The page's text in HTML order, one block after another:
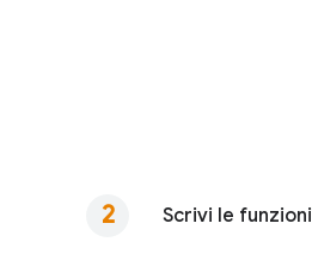
Scrivi le funzioni